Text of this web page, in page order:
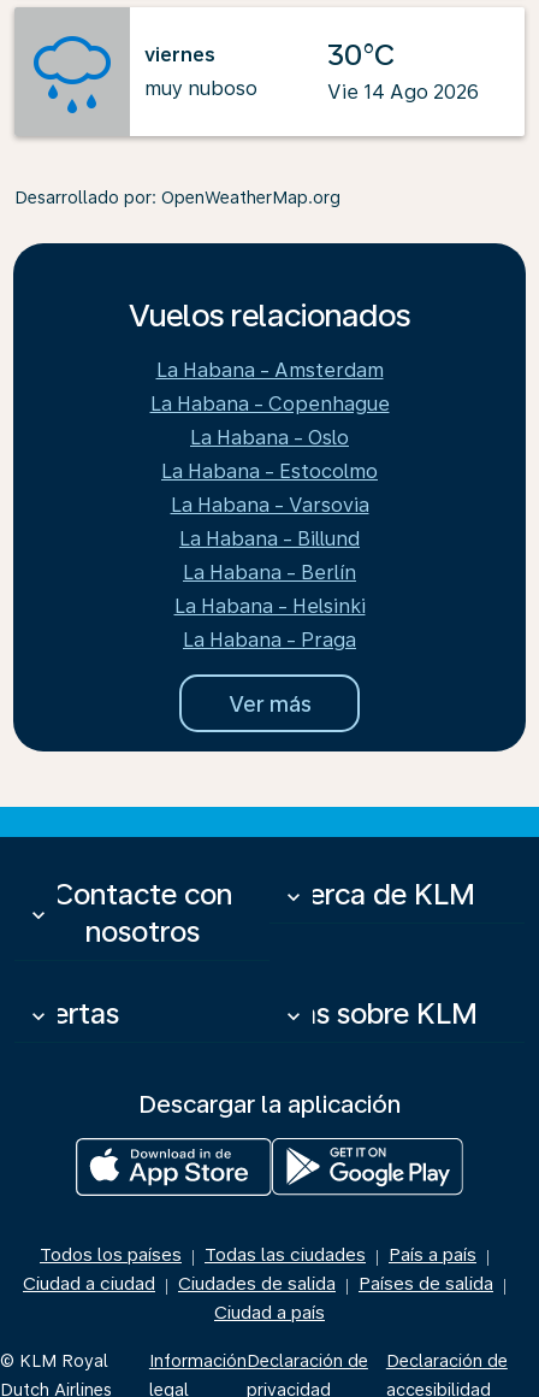
viernes
muy nuboso
30°C
Vie 14 Ago 2026
Desarrollado por: OpenWeatherMap.org
Vuelos relacionados
La Habana - Amsterdam
La Habana - Copenhague
La Habana - Oslo
La Habana - Estocolmo
La Habana - Varsovia
La Habana - Billund
La Habana - Berlín
La Habana - Helsinki
La Habana - Praga
Ver más
Contacte con
nosotros
keyboard_arrow_down
Acerca de KLM
keyboard_arrow_down
Ofertas
keyboard_arrow_down Más sobre KLM
keyboard_arrow_down
Descargar la aplicación
Todos los países | Todas las ciudades | País a país |
Ciudad a ciudad | Ciudades de salida | Países de salida |
Ciudad a país
© KLM Royal
Dutch Airlines
Información
legal
Declaración de
privacidad
Declaración de
accesibilidad